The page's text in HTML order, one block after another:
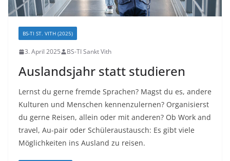
BS-TI ST. VITH (2025)
3. April 2025 BS-TI Sankt Vith
Auslandsjahr statt studieren
Lernst du gerne fremde Sprachen? Magst du es, andere
Kulturen und Menschen kennenzulernen? Organisierst
du gerne Reisen, allein oder mit anderen? Ob Work and
travel, Au-pair oder Schüleraustausch: Es gibt viele
Möglichkeiten ins Ausland zu reisen.